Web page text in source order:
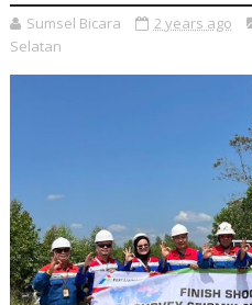
Sumsel Bicara 2 years ago
Selatan